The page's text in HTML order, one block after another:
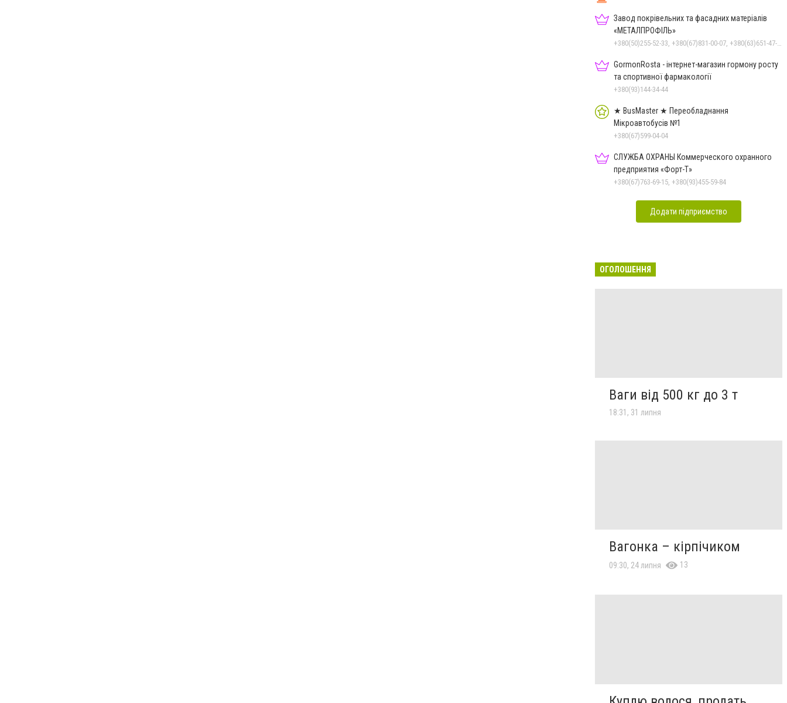
Завод покрівельних та фасадних матеріалів
«МЕТАЛПРОФІЛЬ»
GormonRosta - інтернет-магазин гормону росту
та спортивної фармакології
+380(93)144-34-44
★ BusMaster ★ Переобладнання
Мікроавтобусів №1
+380(67)599-04-04
СЛУЖБА ОХРАНЫ Коммерческого охранного
предприятия «Форт-Т»
+380(67)763-69-15, +380(93)455-59-84
Додати підприємство
ОГОЛОШЕННЯ
Ваги від 500 кг до 3 т
18:31, 31 липня
Вагонка – кірпічиком
09:30, 24 липня 13